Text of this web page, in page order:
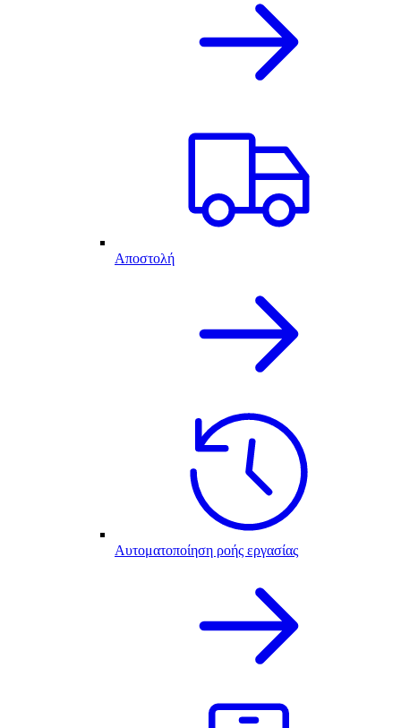
Αποστολή
Αυτοματοποίηση ροής εργασίας